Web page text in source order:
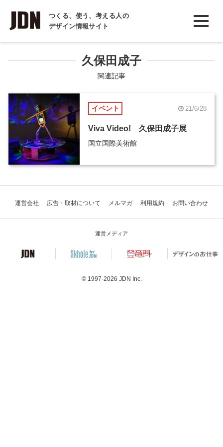
つくる、使う、考える人の
デザイン情報サイト
INTERVIEW
インタビュー
COLUMN
コラム
久保田成子
関連記事
イベント 21/6/28
Viva Video! 久保田成子展
国立国際美術館
運営会社 広告・取材について メルマガ 利用規約 お問い合わせ
運営メディア
© 1997-2026 JDN Inc.